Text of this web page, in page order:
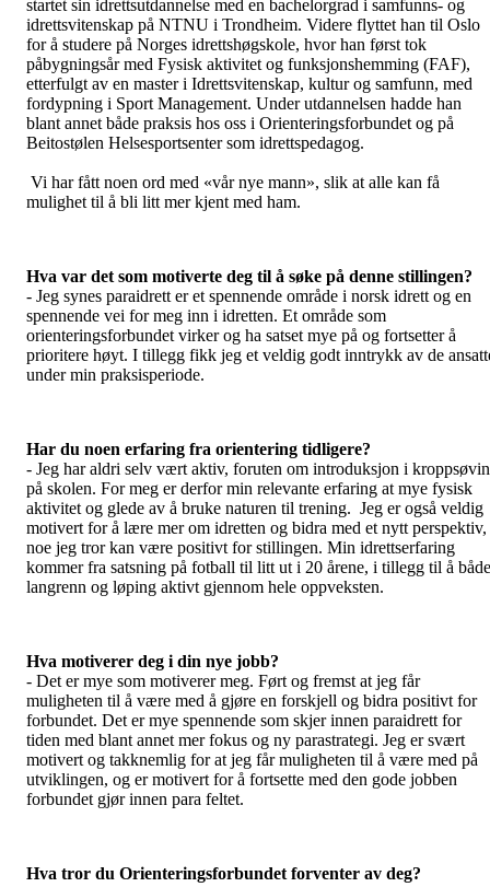
startet sin idrettsutdannelse med en bachelorgrad i samfunns- og
idrettsvitenskap på NTNU i Trondheim. Videre flyttet han til Oslo
for å studere på Norges idrettshøgskole, hvor han først tok
påbygningsår med Fysisk aktivitet og funksjonshemming (FAF),
etterfulgt av en master i Idrettsvitenskap, kultur og samfunn, med
fordypning i Sport Management. Under utdannelsen hadde han
blant annet både praksis hos oss i Orienteringsforbundet og på
Beitostølen Helsesportsenter som idrettspedagog.
Vi har fått noen ord med «vår nye mann», slik at alle kan få
mulighet til å bli litt mer kjent med ham.
Hva var det som motiverte deg til å søke på denne stillingen?
- Jeg synes paraidrett er et spennende område i norsk idrett og en
spennende vei for meg inn i idretten. Et område som
orienteringsforbundet virker og ha satset mye på og fortsetter å
prioritere høyt. I tillegg fikk jeg et veldig godt inntrykk av de
under min praksisperiode.
Har du noen erfaring fra orientering tidligere?
- Jeg har aldri selv vært aktiv, foruten om introduksjon i
på skolen. For meg er derfor min relevante erfaring at mye fysisk
aktivitet og glede av å bruke naturen til trening. Jeg er også veldig
motivert for å lære mer om idretten og bidra med et nytt perspektiv,
noe jeg tror kan være positivt for stillingen. Min idrettserfaring
kommer fra satsning på fotball til litt ut i 20 årene, i tillegg til å både
langrenn og løping aktivt gjennom hele oppveksten.
Hva motiverer deg i din nye jobb?
- Det er mye som motiverer meg. Ført og fremst at jeg får
muligheten til å være med å gjøre en forskjell og bidra positivt for
forbundet. Det er mye spennende som skjer innen paraidrett for
tiden med blant annet mer fokus og ny parastrategi. Jeg er svært
motivert og takknemlig for at jeg får muligheten til å være med på
utviklingen, og er motivert for å fortsette med den gode jobben
forbundet gjør innen para feltet.
Hva tror du Orienteringsforbundet forventer av deg?